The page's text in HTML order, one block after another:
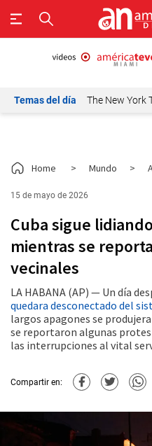
Temas del día The New York
Home > Mundo >
15 de mayo de 2026
Cuba sigue
mientras se
vecinales
LA HABANA (AP) — Un día
quedara desconectado del
largos apagones se
se reportaron algunas
las interrupciones al vital
Compartir en: